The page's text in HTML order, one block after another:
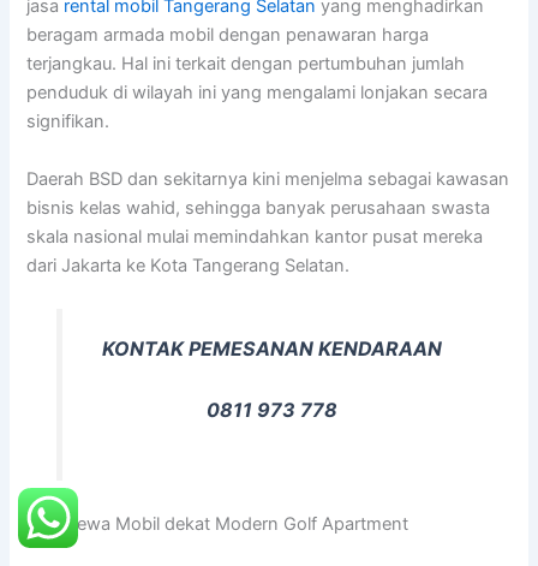
jasa rental mobil Tangerang Selatan yang menghadirkan
beragam armada mobil dengan penawaran harga
terjangkau. Hal ini terkait dengan pertumbuhan jumlah
penduduk di wilayah ini yang mengalami lonjakan secara
signifikan.
Daerah BSD dan sekitarnya kini menjelma sebagai kawasan
bisnis kelas wahid, sehingga banyak perusahaan swasta
skala nasional mulai memindahkan kantor pusat mereka
dari Jakarta ke Kota Tangerang Selatan.
KONTAK PEMESANAN KENDARAAN
0811 973 778
FAQ Sewa Mobil dekat Modern Golf Apartment